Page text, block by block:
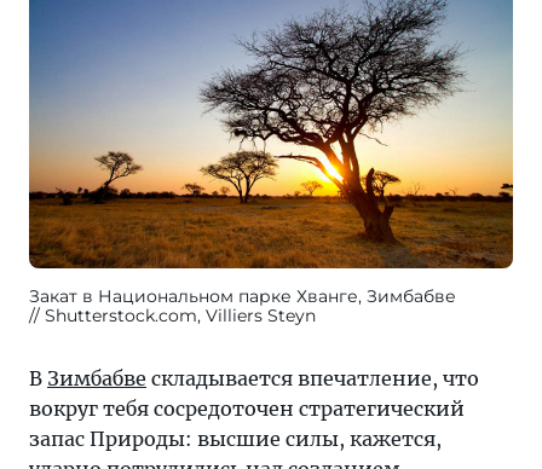
Закат в Национальном парке Хванге, Зимбабве
Shutterstock.com, Villiers Steyn
В Зимбабве складывается впечатление, что
вокруг тебя сосредоточен стратегический
запас Природы: высшие силы, кажется,